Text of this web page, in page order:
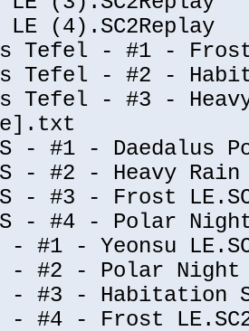
(4).SC2Replay
Tefel - #1 - Frost
Tefel - #2 -
Tefel - #3 - Heavy
- #1 - Daedalus
- #2 - Heavy Rain
- #3 - Frost
- #4 - Polar Night
- #1 - Yeonsu
- #2 - Polar Night
- #3 - Habitation
- #4 - Frost